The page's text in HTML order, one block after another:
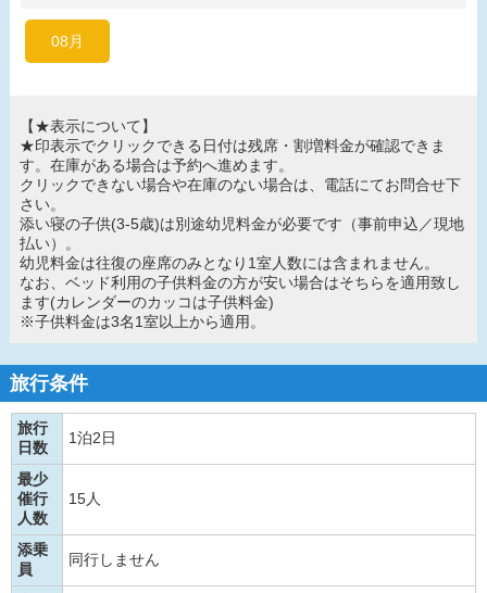
08月
【★表示について】
★印表示でクリックできる日付は残席・割増料金が確認できま
す。在庫がある場合は予約へ進めます。
クリックできない場合や在庫のない場合は、電話にてお問合せ下
さい。
添い寝の子供(3-5歳)は別途幼児料金が必要です（事前申込／現地
払い）。
幼児料金は往復の座席のみとなり1室人数には含まれません。
なお、ベッド利用の子供料金の方が安い場合はそちらを適用致し
ます(カレンダーのカッコは子供料金)
※子供料金は3名1室以上から適用。
旅行条件
旅行
日数
1泊2日
最少
催行
人数
15人
添乗
員
同行しません